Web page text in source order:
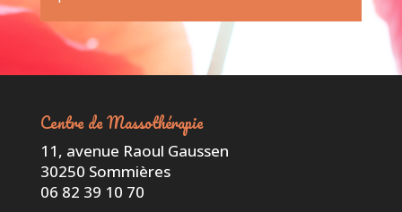
Centre de Massothérapie
11, avenue Raoul Gaussen
30250 Sommières
06 82 39 10 70